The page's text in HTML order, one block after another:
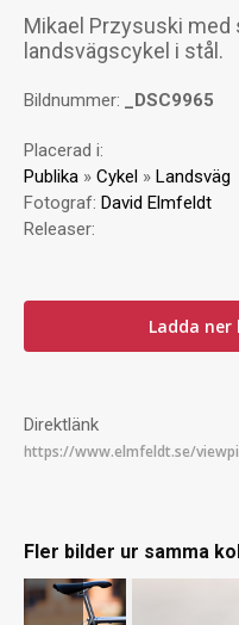
Mikael Przysuski med
landsvägscykel i stål.
Bildnummer: _DSC9965
Placerad i:
Publika » Cykel » Landsväg
Fotograf: David Elmfeldt
Releaser:
Ladda
Direktlänk
Fler bilder ur samma